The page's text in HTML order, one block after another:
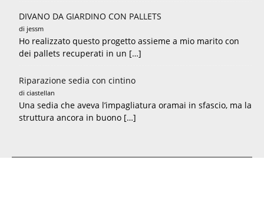
DIVANO DA GIARDINO CON PALLETS
di jessm
Ho realizzato questo progetto assieme a mio marito con
dei pallets recuperati in un […]
Riparazione sedia con cintino
di ciastellan
Una sedia che aveva l’impagliatura oramai in sfascio, ma la
struttura ancora in buono […]